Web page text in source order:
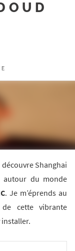
Shanghai
autour du monde
. Je m’éprends au
cette vibrante
installer.